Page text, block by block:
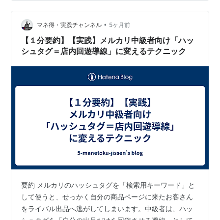
ごころ市」に来場された皆様ありがとうございました。
まごころ市は年に2回ほど開催しておりますので、次回の
開催まで楽しみにし…
マネ得・実践チャンネル • 5ヶ月前
【１分要約】【実践】メルカリ中級者向け「ハッ
シュタグ＝店内回遊導線」に変えるテクニック
要約 メルカリのハッシュタグを「検索用キーワード」と
して使うと、せっかく自分の商品ページに来たお客さん
をライバル出品へ逃がしてしまいます。中級者は、ハッ